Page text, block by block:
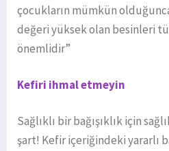
çocukların mümkün
değeri yüksek olan besinleri
önemlidir”
Kefiri ihmal etmeyin
Sağlıklı bir bağışıklık için
şart! Kefir içeriğindeki yararlı